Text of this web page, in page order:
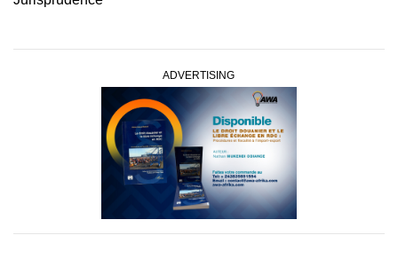
ADVERTISING